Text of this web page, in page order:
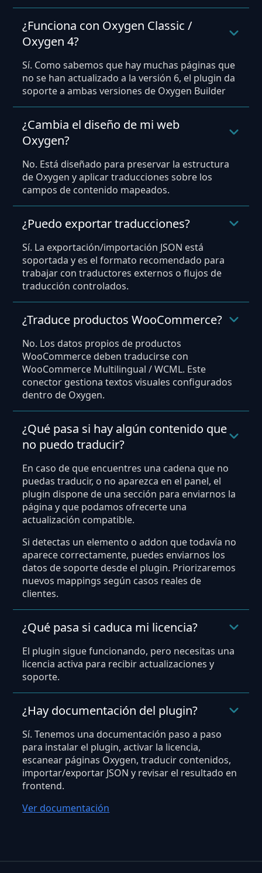
¿Funciona con Oxygen Classic /
Oxygen 4?
Sí. Como sabemos que hay muchas páginas que
no se han actualizado a la versión 6, el plugin da
soporte a ambas versiones de Oxygen Builder
¿Cambia el diseño de mi web
Oxygen?
No. Está diseñado para preservar la estructura
de Oxygen y aplicar traducciones sobre los
campos de contenido mapeados.
¿Puedo exportar traducciones?
Sí. La exportación/importación JSON está
soportada y es el formato recomendado para
trabajar con traductores externos o flujos de
traducción controlados.
¿Traduce productos WooCommerce?
No. Los datos propios de productos
WooCommerce deben traducirse con
WooCommerce Multilingual / WCML. Este
conector gestiona textos visuales configurados
dentro de Oxygen.
¿Qué pasa si hay algún contenido que
no puedo traducir?
En caso de que encuentres una cadena que no
puedas traducir, o no aparezca en el panel, el
plugin dispone de una sección para enviarnos la
página y que podamos ofrecerte una
actualización compatible.
Si detectas un elemento o addon que todavía no
aparece correctamente, puedes enviarnos los
datos de soporte desde el plugin. Priorizaremos
nuevos mappings según casos reales de
clientes.
¿Qué pasa si caduca mi licencia?
El plugin sigue funcionando, pero necesitas una
licencia activa para recibir actualizaciones y
soporte.
¿Hay documentación del plugin?
Sí. Tenemos una documentación paso a paso
para instalar el plugin, activar la licencia,
escanear páginas Oxygen, traducir contenidos,
importar/exportar JSON y revisar el resultado en
frontend.
Ver documentación